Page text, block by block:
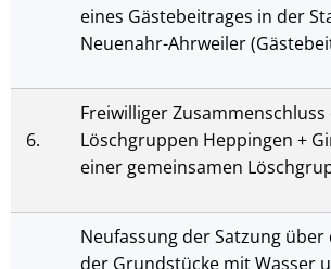
eines Gästebeitrages in der
Neuenahr-Ahrweiler
6.
Freiwilliger
Löschgruppen Heppingen +
einer gemeinsamen
Neufassung der Satzung
der Grundstücke mit Wasser